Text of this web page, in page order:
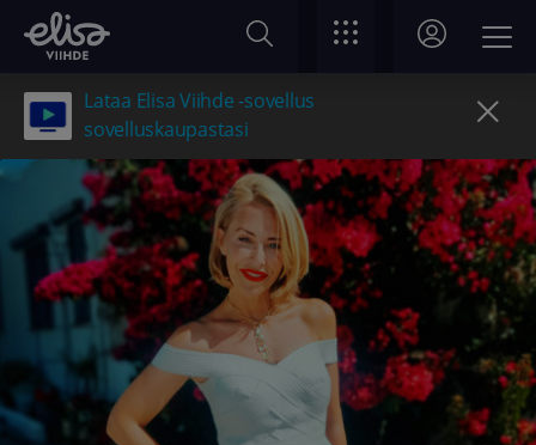
Lataa Elisa Viihde -sovellus
sovelluskaupastasi